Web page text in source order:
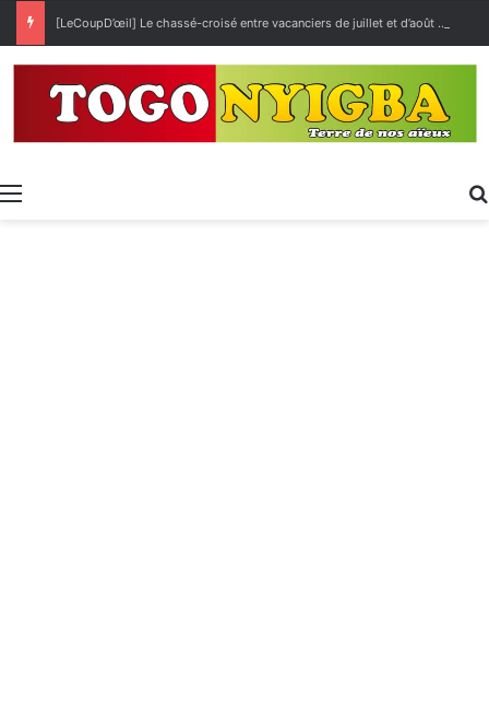
[LeCoupD’œil] Le chassé-croisé entre vacanciers de juillet et d’août a commencé.
Menu